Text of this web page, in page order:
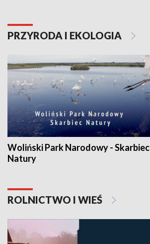
PRZYRODA I EKOLOGIA
Woliński Park Narodowy - Skarbiec
Natury
ROLNICTWO I WIEŚ